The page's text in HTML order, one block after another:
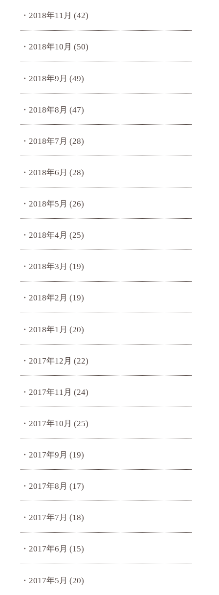
2018年11月 (42)
2018年10月 (50)
2018年9月 (49)
2018年8月 (47)
2018年7月 (28)
2018年6月 (28)
2018年5月 (26)
2018年4月 (25)
2018年3月 (19)
2018年2月 (19)
2018年1月 (20)
2017年12月 (22)
2017年11月 (24)
2017年10月 (25)
2017年9月 (19)
2017年8月 (17)
2017年7月 (18)
2017年6月 (15)
2017年5月 (20)